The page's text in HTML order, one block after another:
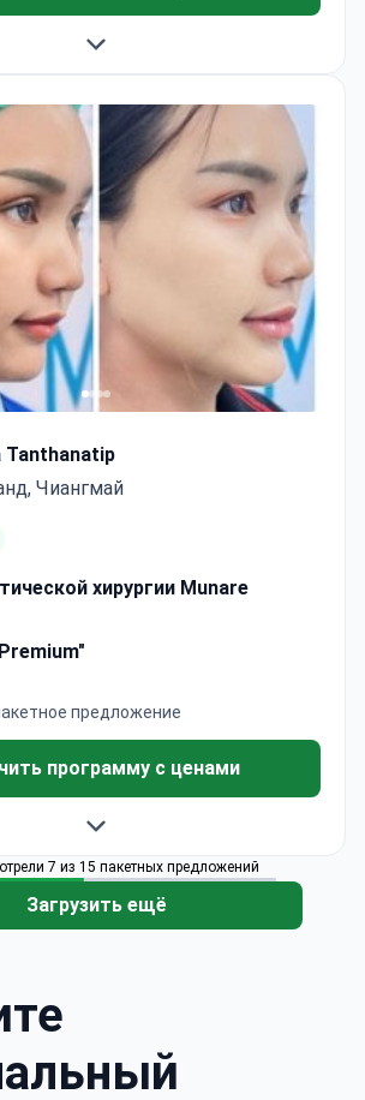
Tanthanatip
Чиангмай
хирургии Munare
предложение
программу с ценами
7 из 15 пакетных предложений
Загрузить ещё